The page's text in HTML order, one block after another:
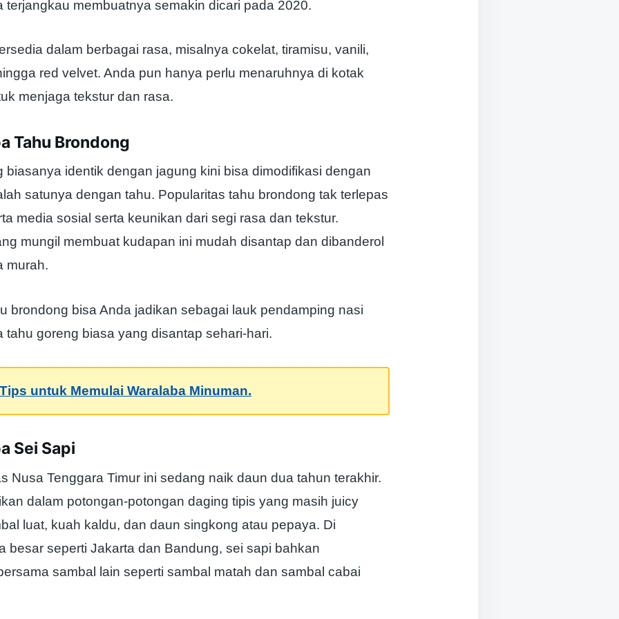
terjangkau membuatnya semakin dicari pada 2020.
dalam berbagai rasa, misalnya cokelat, tiramisu, vanili,
red velvet. Anda pun hanya perlu menaruhnya di kotak
menjaga tekstur dan rasa.
Tahu Brondong
biasanya identik dengan jagung kini bisa dimodifikasi dengan
satunya dengan tahu. Popularitas tahu brondong tak terlepas
media sosial serta keunikan dari segi rasa dan tekstur.
mungil membuat kudapan ini mudah disantap dan dibanderol
murah.
brondong bisa Anda jadikan sebagai lauk pendamping nasi
tahu goreng biasa yang disantap sehari-hari.
Tips untuk Memulai Waralaba Minuman.
Sei Sapi
Nusa Tenggara Timur ini sedang naik daun dua tahun terakhir.
dalam potongan-potongan daging tipis yang masih juicy
luat, kuah kaldu, dan daun singkong atau pepaya. Di
besar seperti Jakarta dan Bandung, sei sapi bahkan
sambal lain seperti sambal matah dan sambal cabai